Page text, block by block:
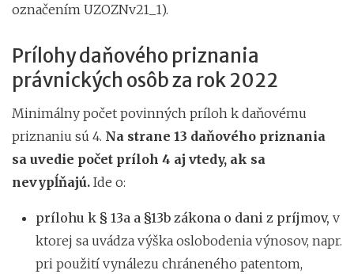
označením UZOZNv21_1).
Prílohy daňového priznania
právnických osôb za rok 2022
Minimálny počet povinných príloh k daňovému
priznaniu sú 4. Na strane 13 daňového priznania
sa uvedie počet príloh 4 aj vtedy, ak sa
nevypĺňajú. Ide o:
prílohu k § 13a a §13b zákona o dani z príjmov, v
ktorej sa uvádza výška oslobodenia výnosov, napr.
pri použití vynálezu chráneného patentom,